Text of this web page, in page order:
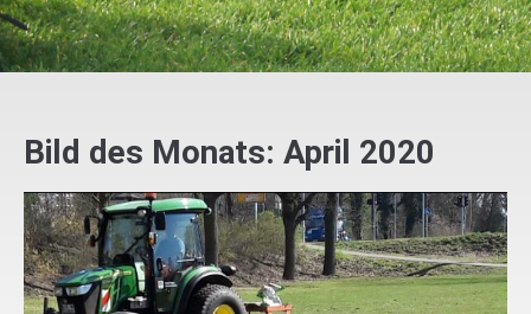
Bild des Monats: April 2020